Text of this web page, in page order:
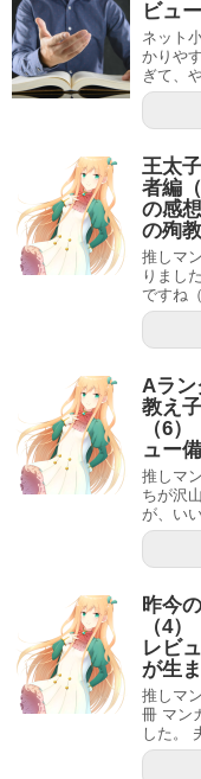
ビュ
ネット
かりや
ぎて、
王太
者編
の感
の殉教
推しマ
りまし
ですね
Aラン
教え
（6
ュー
推しマ
ちが沢
が、い
昨今
（4
レビ
が生
推しマ
冊 マン
した。